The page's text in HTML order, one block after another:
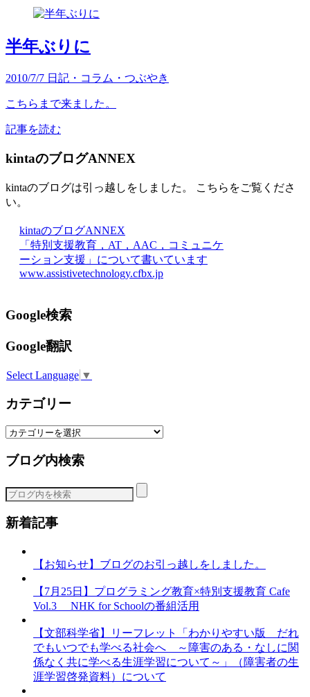
半年ぶりに
2010/7/7 日記・コラム・つぶやき
こちらまで来ました。
記事を読む
kintaのブログANNEX
kintaのブログは引っ越しをしました。 こちらをご覧くださ
い。
kintaのブログANNEX
「特別支援教育，AT，AAC，コミュニケ
ーション支援」について書いています
www.assistivetechnology.cfbx.jp
Google検索
Google翻訳
Select Language ▼
カテゴリー
カ
ゴ
ー
ブログ内検索
新着記事
【お知らせ】ブログのお引っ越しをしました。
【7月25日】プログラミング教育×特別支援教育 Cafe
Vol.3 NHK for Schoolの番組活用
【文部科学省】リーフレット「わかりやすい版 だれ
でもいつでも学べる社会へ ～障害のある・なしに関
係なく共に学べる生涯学習について～」（障害者の生
涯学習啓発資料）について